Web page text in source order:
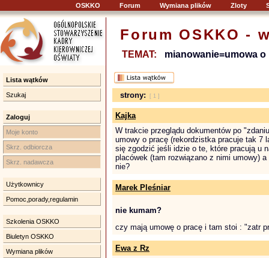
OSKKO Forum Wymiana plików Zloty
Lista wątków
Szukaj
Zaloguj
Moje konto
Skrz. odbiorcza
Skrz. nadawcza
Użytkownicy
Pomoc,porady,regulamin
Szkolenia OSKKO
Biuletyn OSKKO
Wymiana plików
Forum OSKKO -
TEMAT: mianowanie=umowa o
strony: [ 1 ]
Kajka
W trakcie przeglądu dokumentów po
umowy o pracę (rekordzistka pracuje tak 7
się zgodzić jeśli idzie o te, które pracują u
placówek (tam rozwiązano z nimi umowy)
nie?
Marek Pleśniar
nie kumam?
czy mają umowę o pracę i tam stoi : "zatr
Ewa z Rz